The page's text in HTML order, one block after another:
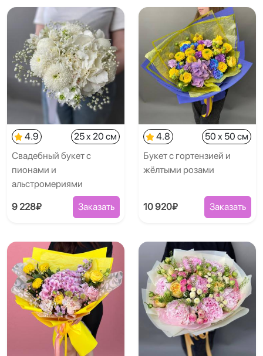
4.9
25 x 20 см
Свадебный букет с
пионами и
альстромериями
9 228₽ Заказать
4.8
50 x 50 см
Букет с гортензией и
жёлтыми розами
10 920₽ Заказать